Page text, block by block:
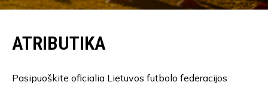
ATRIBUTIKA
Pasipuoškite oficialia Lietuvos futbolo federacijos